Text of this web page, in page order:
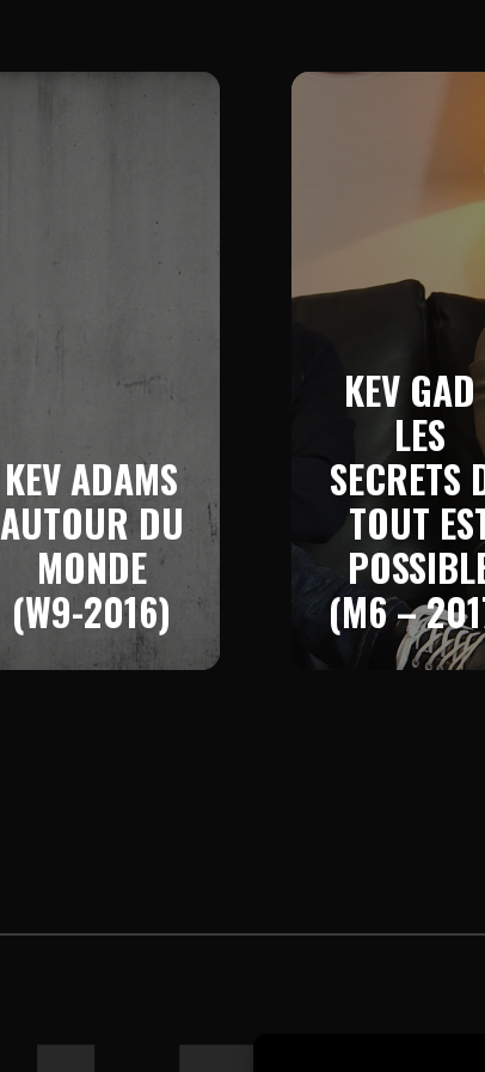
KEV ADAMS
AUTOUR DU
MONDE
(W9-2016)
KEV
LES
SECRETS
TOUT
(M6 –